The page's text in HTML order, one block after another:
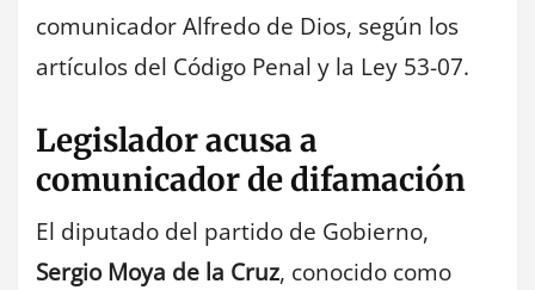
comunicador Alfredo de Dios, según los
artículos del Código Penal y la Ley 53-07.
Legislador acusa a
comunicador de difamación
El diputado del partido de Gobierno,
Sergio Moya de la Cruz, conocido como